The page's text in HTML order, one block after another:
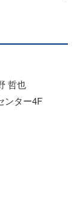
哲也
ンター4F